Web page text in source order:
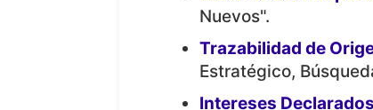
Nuevos".
Trazabilidad de
Estratégico,
Intereses